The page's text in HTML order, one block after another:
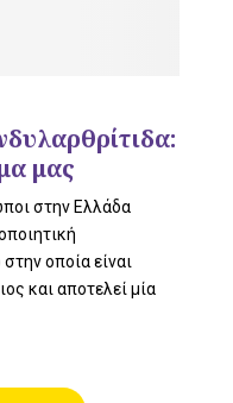
μας
στην Ελλάδα
οποία είναι
και αποτελεί μία